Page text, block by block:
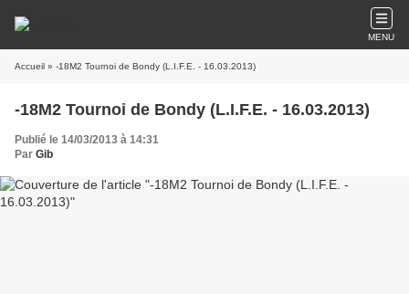
MENU
Accueil » -18M2 Tournoi de Bondy (L.I.F.E. - 16.03.2013)
-18M2 Tournoi de Bondy (L.I.F.E. - 16.03.2013)
Publié le 14/03/2013 à 14:31
Par Gib